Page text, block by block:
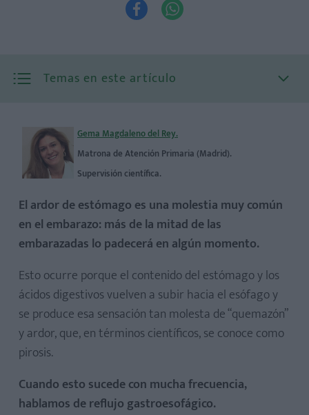
 
Temas en este artículo
Gema Magdaleno del Rey.
Matrona de Atención Primaria (Madrid).
Supervisión científica.
El ardor de estómago es una molestia muy común
en el embarazo: más de la mitad de las
embarazadas lo padecerá en algún momento.
Esto ocurre porque el contenido del estómago y los
ácidos digestivos vuelven a subir hacia el esófago y
se produce esa sensación tan molesta de “quemazón”
y ardor, que, en términos científicos, se conoce como
pirosis.
Cuando esto sucede con mucha frecuencia,
hablamos de reflujo gastroesofágico.